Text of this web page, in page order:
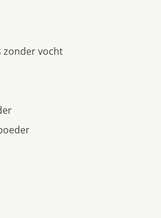
zonder vocht